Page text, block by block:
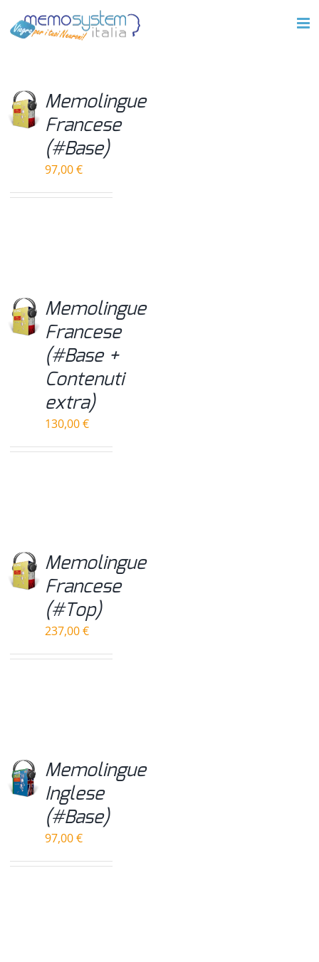
contenuto
Memolingue
Francese
(#Base)
97,00€
Memolingue
Francese
(#Base +
Contenuti
extra)
130,00€
Memolingue
Francese
(#Top)
237,00€
Memolingue
Inglese
(#Base)
97,00€